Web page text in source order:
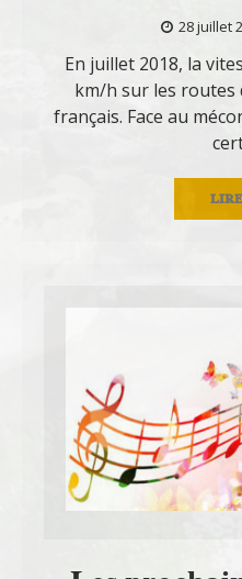
28 juillet
En juillet 2018, la
km/h sur les routes
français. Face au